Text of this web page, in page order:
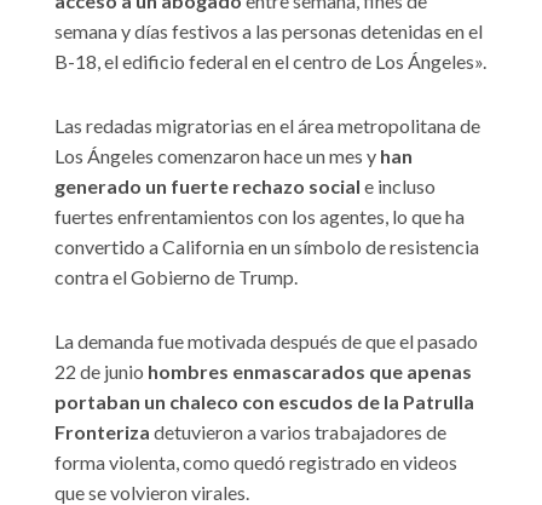
semana y días festivos a las personas detenidas en el
B-18, el edificio federal en el centro de Los Ángeles».
Las redadas migratorias en el área metropolitana de
Los Ángeles comenzaron hace un mes y han
generado un fuerte rechazo social e incluso
fuertes enfrentamientos con los agentes, lo que ha
convertido a California en un símbolo de resistencia
contra el Gobierno de Trump.
La demanda fue motivada después de que el pasado
22 de junio hombres enmascarados que apenas
portaban un chaleco con escudos de la Patrulla
Fronteriza detuvieron a varios trabajadores de
forma violenta, como quedó registrado en videos
que se volvieron virales.